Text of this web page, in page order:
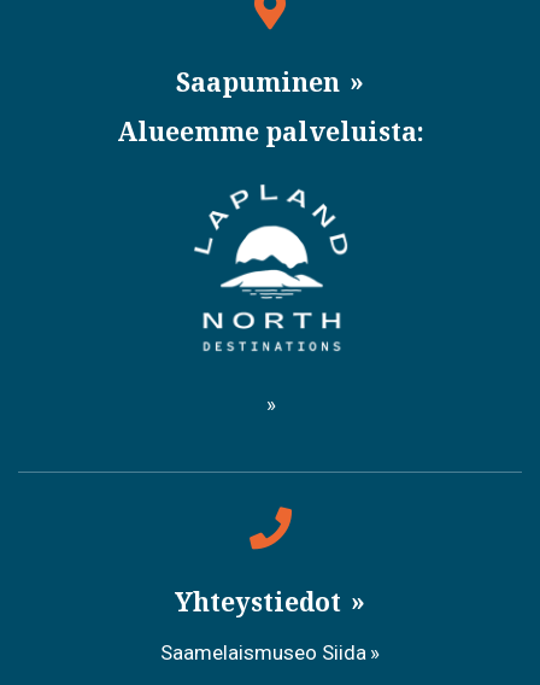
Saapuminen
Alueemme palveluista:
Yhteystiedot
Saamelaismuseo Siida